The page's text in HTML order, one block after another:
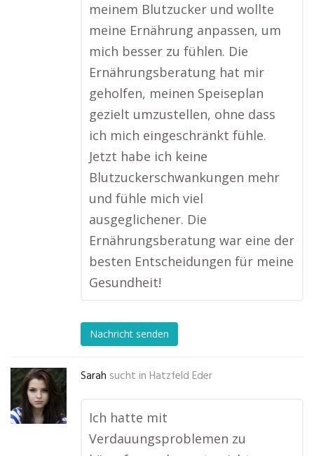
meinem Blutzucker und wollte
meine Ernährung anpassen, um
mich besser zu fühlen. Die
Ernährungsberatung hat mir
geholfen, meinen Speiseplan
gezielt umzustellen, ohne dass
ich mich eingeschränkt fühle.
Jetzt habe ich keine
Blutzuckerschwankungen mehr
und fühle mich viel
ausgeglichener. Die
Ernährungsberatung war eine der
besten Entscheidungen für meine
Gesundheit!
Nachricht senden
Sarah sucht in Hatzfeld Eder
Ich hatte mit
Verdauungsproblemen zu